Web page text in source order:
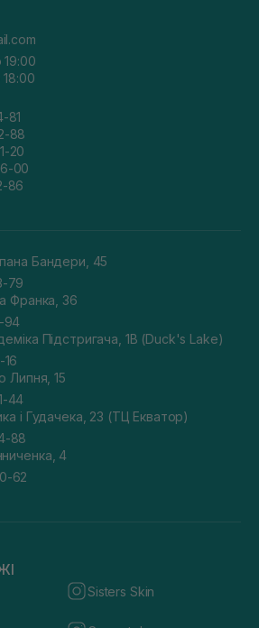
19:00
81
88
20
00
86
Бандери, 45
79
Франка, 36
94
Підстригача, 1В (Duck's Lake)
Липня, 15
44
і Гудачека, 23 (ТЦ Екватор)
88
4
62
Sisters Skin